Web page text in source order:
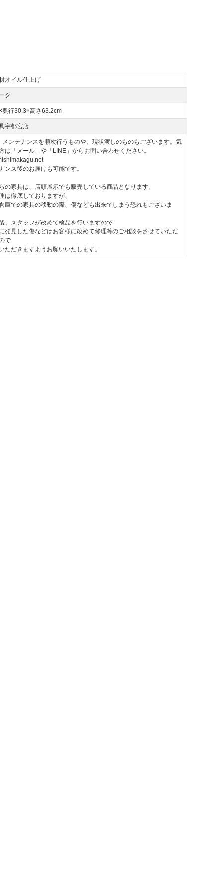
オイル仕上げ
ク
奥行30.3×高さ63.2cm
宇都宮店
メンテナンスを順次行うものや、現状渡しのものもございます。気
は「メール」や「LINE」からお問い合わせください。
ンス後のお届けも可能です。
の家具は、店頭展示でも販売している商品となります。
は徹底しておりますが、
庫での家具の移動の際、傷なども出来てしまう恐れもございま
、スタッフが改めて検品を行いますので
発見した傷などはお客様に改めて修理等のご相談をさせていただ
で
ただきますようお願いいたします。